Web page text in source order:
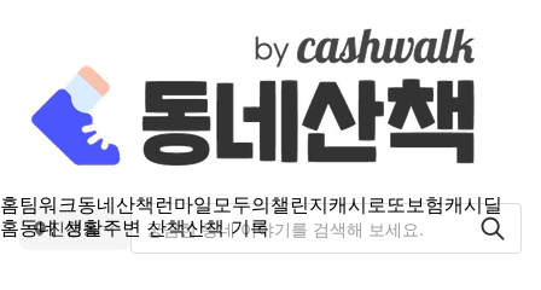
홈팀워크동네산책런마일모두의챌린지캐시로또보험캐시딜
홈동네 생활주변 산책산책 기록
진천동